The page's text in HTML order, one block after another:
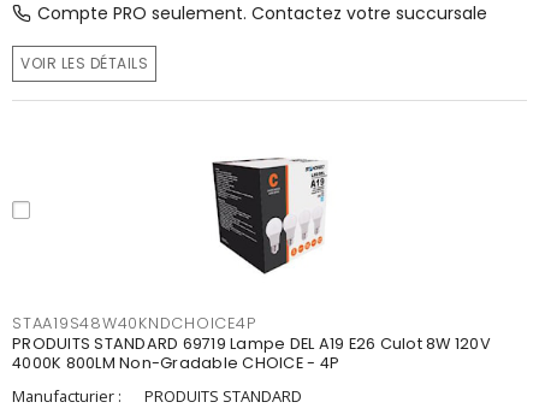
Compte PRO seulement. Contactez votre succursale
VOIR LES DÉTAILS
STAA19S48W40KNDCHOICE4P
PRODUITS STANDARD 69719 Lampe DEL A19 E26 Culot 8W 120V
4000K 800LM Non-Gradable CHOICE - 4P
Manufacturier :
PRODUITS STANDARD